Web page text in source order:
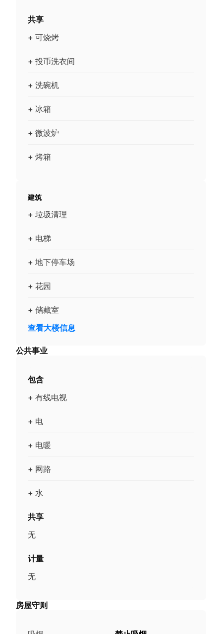
共享
+ 可烧烤
+ 投币洗衣间
+ 洗碗机
+ 冰箱
+ 微波炉
+ 烤箱
建筑
+ 垃圾清理
+ 电梯
+ 地下停车场
+ 花园
+ 储藏室
查看大楼信息
公共事业
包含
+ 有线电视
+ 电
+ 电暖
+ 网路
+ 水
共享
无
计量
无
房屋守则